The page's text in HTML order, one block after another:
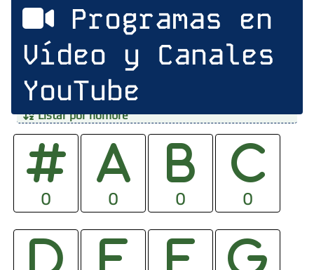
Programas en
Vídeo y Canales
YouTube
Listar por nombre
0 0 0 0